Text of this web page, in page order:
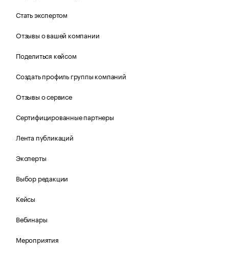
Стать экспертом
Отзывы о вашей компании
Поделиться кейсом
Создать профиль группы компаний
Отзывы о сервисе
Сертифицированные партнеры
Лента публикаций
Эксперты
Выбор редакции
Кейсы
Вебинары
Мероприятия